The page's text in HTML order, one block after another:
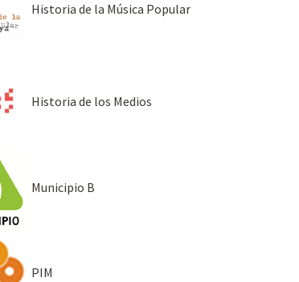
Historia de la Música Popular
Historia de los Medios
Municipio B
PIM